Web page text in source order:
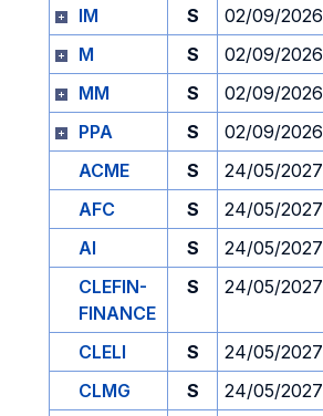
IM
S 02/09/2026
M
S 02/09/2026
MM
S 02/09/2026
PPA
S 02/09/2026
ACME
S 24/05/2027
AFC
S 24/05/2027
AI
S 24/05/2027
CLEFIN-
FINANCE
S 24/05/2027
CLELI S 24/05/2027
CLMG
S 24/05/2027